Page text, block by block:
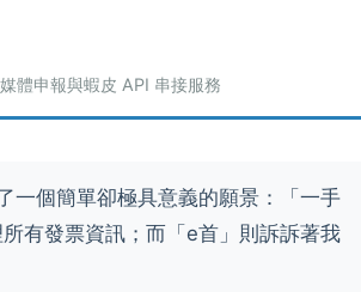
體申報與蝦皮 API 串接服務
一個簡單卻極具意義的願景：「一手
有發票資訊；而「e首」則訴訴著我